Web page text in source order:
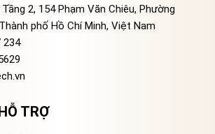
2, 154 Phạm Văn Chiêu, Phường
phố Hồ Chí Minh, Việt Nam
234
TRỢ